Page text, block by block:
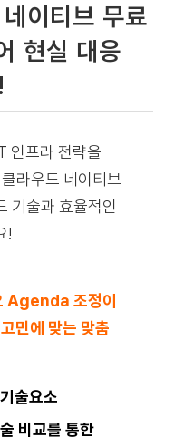
이티브 무료
현실 대응
인프라 전략을
라우드 네이티브
기술과 효율적인
!
Agenda 조정이
민에 맞는 맞춤
술요소
비교를 통한